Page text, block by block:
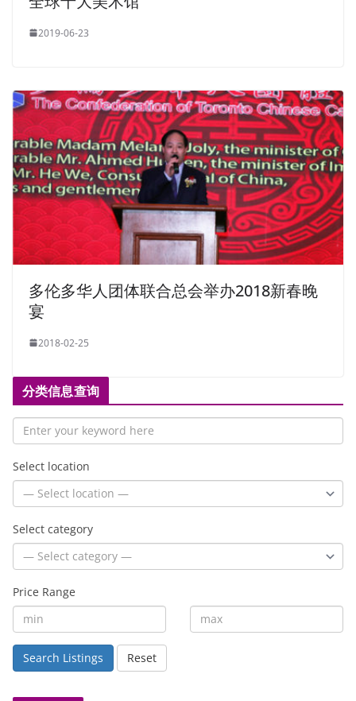
2019-06-23
多伦多华人团体联合总会举办2018新春晚
宴
2018-02-25
分类信息查询
Select location
Select category
Price Range
Search Listings Reset